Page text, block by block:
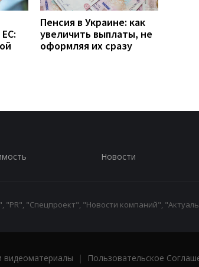
Пенсия в Украине: как
увеличить выплаты, не
оформляя их сразу
Новости
"Спецпроект", "Новости компаний",
видеоматериалы | Пользовательское